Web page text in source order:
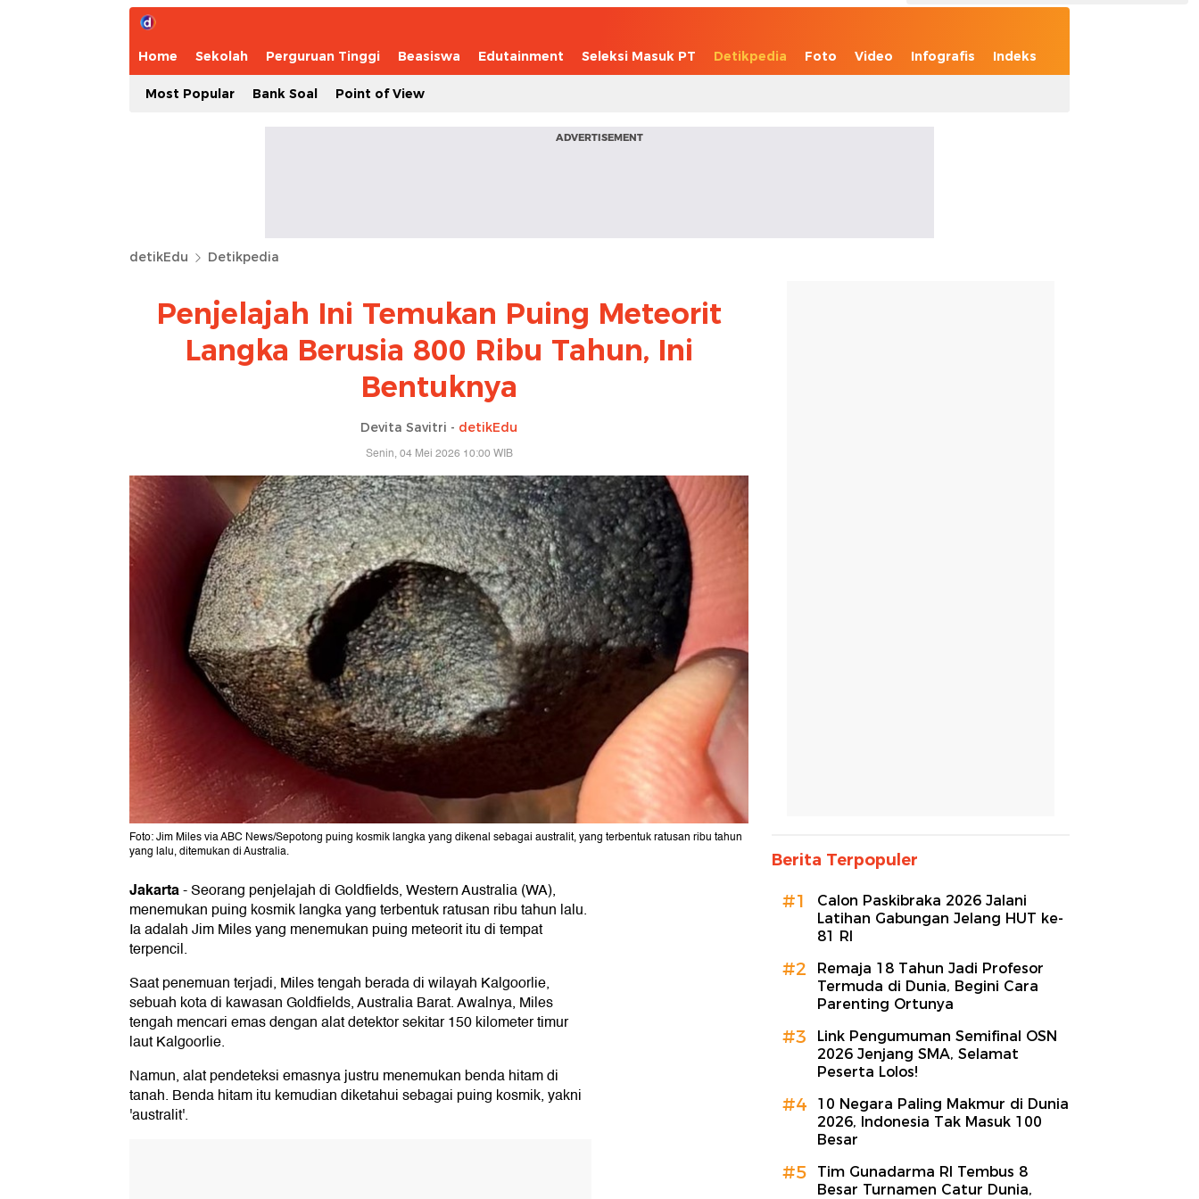
Home Sekolah Perguruan Tinggi Beasiswa Edutainment Seleksi Masuk PT Detikpedia Foto Video Infografis Indeks
Most Popular Bank Soal Point of View
ADVERTISEMENT
detikEdu Detikpedia
Penjelajah Ini Temukan Puing Meteorit
Langka Berusia 800 Ribu Tahun, Ini
Bentuknya
Devita Savitri - detikEdu
Senin, 04 Mei 2026 10:00 WIB
Foto: Jim Miles via ABC News/Sepotong puing kosmik langka yang dikenal sebagai australit, yang terbentuk ratusan ribu tahun
yang lalu, ditemukan di Australia.
Jakarta-Seorang penjelajah di Goldfields, Western Australia (WA),
menemukan puing kosmik langka yang terbentuk ratusan ribu tahun lalu.
Ia adalah Jim Miles yang menemukan puing meteorit itu di tempat
terpencil.
Saat penemuan terjadi, Miles tengah berada di wilayah Kalgoorlie,
sebuah kota di kawasan Goldfields, Australia Barat. Awalnya, Miles
tengah mencari emas dengan alat detektor sekitar 150 kilometer timur
laut Kalgoorlie.
Namun, alat pendeteksi emasnya justru menemukan benda hitam di
tanah. Benda hitam itu kemudian diketahui sebagai puing kosmik, yakni
'australit'.
Berita Terpopuler
#1
Calon Paskibraka 2026 Jalani
Latihan Gabungan Jelang HUT ke-
81 RI
#2
Remaja 18 Tahun Jadi Profesor
Termuda di Dunia, Begini Cara
Parenting Ortunya
#3
Link Pengumuman Semifinal OSN
2026 Jenjang SMA, Selamat
Peserta Lolos!
#4
10 Negara Paling Makmur di Dunia
2026, Indonesia Tak Masuk 100
Besar
#5
Tim Gunadarma RI Tembus 8
Besar Turnamen Catur Dunia,